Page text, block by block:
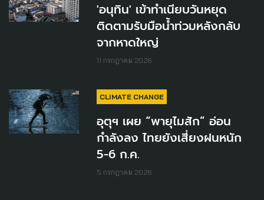
'อนุทิน' เข้าทำเนียบวันหยุด
ติดตามรับมือน้ำท่วมหลังกลับ
จากหาดใหญ่
11 กรกฎาคม 2026
CLIMATE CHANGE
อุตุฯ เผย “พายุไมสัก” อ่อน
กำลังลง ไทยยังเสี่ยงฝนหนัก
5-6 ก.ค.
5 กรกฎาคม 2026